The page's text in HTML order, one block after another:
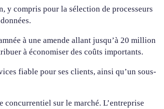
y compris pour la sélection de processeurs
à une amende allant jusqu’à 20 million
à économiser des coûts importants.
fiable pour ses clients, ainsi qu’un sous-
concurrentiel sur le marché. L’entreprise